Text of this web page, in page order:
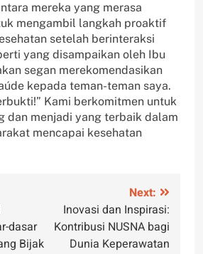
mereka yang merasa
mengambil langkah proaktif
setelah berinteraksi
yang disampaikan oleh Ibu
segan merekomendasikan
kepada teman-teman saya.
Kami berkomitmen untuk
dan menjadi yang terbaik dalam
mencapai kesehatan
dasar
Bijak
Next:
Inovasi dan Inspirasi:
Kontribusi NUSNA bagi
Dunia Keperawatan